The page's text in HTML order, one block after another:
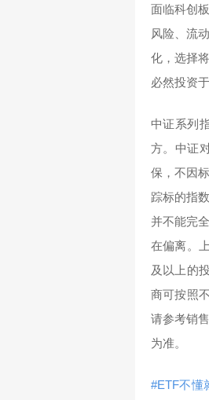
面临科创
风险、流
化，选择
必然投资
中证系列
方。中证
保，不因
踪标的指
并不能完
在偏离。
及以上的
商可按照
请参考销
为准。
#ETF不懂